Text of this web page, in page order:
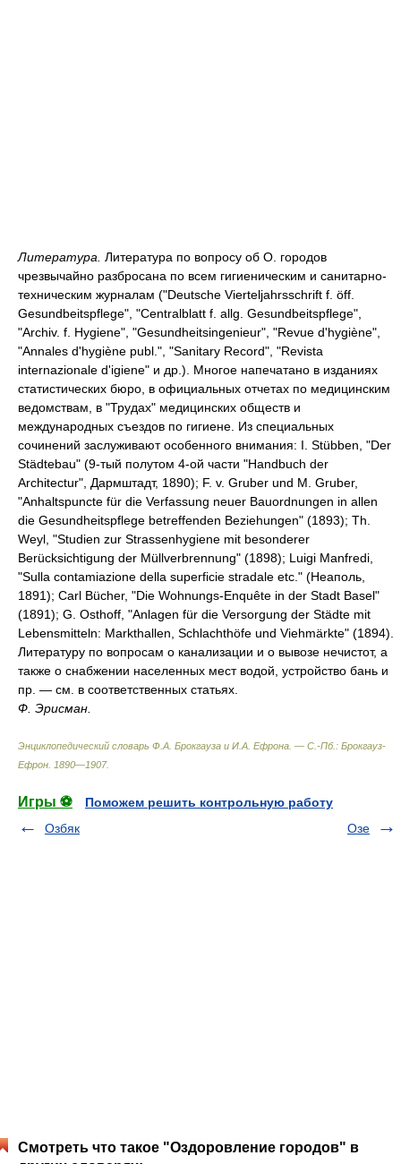
Литература. Литература по вопросу об О. городов
чрезвычайно разбросана по всем гигиеническим и санитарно-
техническим журналам ("Deutsche Vierteljahrsschrift f. öff.
Gesundbeitspflege", "Centralblatt f. allg. Gesundbeitspflege",
"Archiv. f. Hygiene", "Gesundheitsingenieur", "Revue d'hygiène",
"Annales d'hygiène publ.", "Sanitary Record", "Revista
internazionale d'igiene" и др.). Многое напечатано в изданиях
статистических бюро, в официальных отчетах по медицинским
ведомствам, в "Трудах" медицинских обществ и
международных съездов по гигиене. Из специальных
сочинений заслуживают особенного внимания: I. Stübben, "Der
Städtebau" (9-тый полутом 4-ой части "Handbuch der
Architectur", Дармштадт, 1890); F. v. Gruber und M. Gruber,
"Anhaltspuncte für die Verfassung neuer Bauordnungen in allen
die Gesundheitspflege betreffenden Beziehungen" (1893); Th.
Weyl, "Studien zur Strassenhygiene mit besonderer
Berücksichtigung der Müllverbrennung" (1898); Luigi Manfredi,
"Sulla contamiazione della superficie stradale etc." (Неаполь,
1891); Carl Bücher, "Die Wohnungs-Enquête in der Stadt Basel"
(1891); G. Osthoff, "Anlagen für die Versorgung der Städte mit
Lebensmitteln: Markthallen, Schlachthöfe und Viehmärkte" (1894).
Литературу по вопросам о канализации и о вывозе нечистот, а
также о снабжении населенных мест водой, устройство бань и
пр. — см. в соответственных статьях.
Ф. Эрисман.
Энциклопедический словарь Ф.А. Брокгауза и И.А. Ефрона. — С.-Пб.: Брокгауз-
Ефрон 1890—1907.
Игры ⚽
Поможем решить контрольную работу
Озбяк
Озе
Смотреть что такое "Оздоровление городов" в